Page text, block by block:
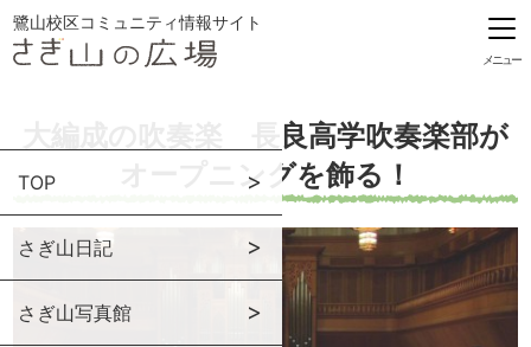
鷺山校区コミュニティ情報サイト
メニュー
TOP
さぎ山日記
さぎ山写真館
大編成の吹奏楽 長良高学吹奏楽部が
オープニングを飾る！